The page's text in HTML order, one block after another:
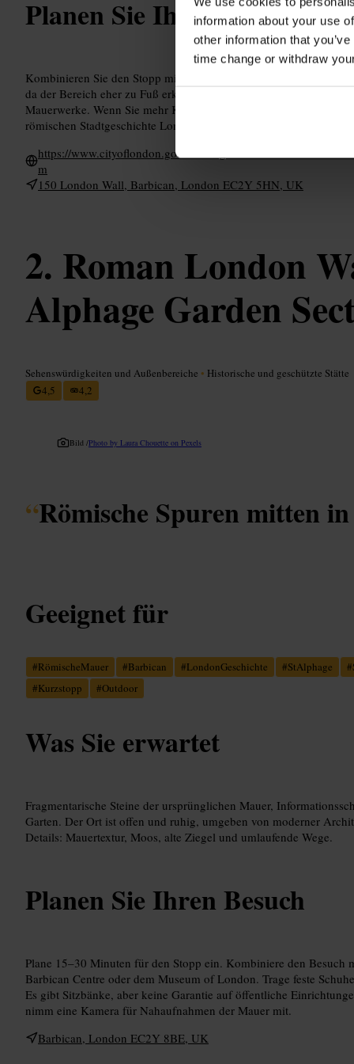
information about your use
other information that
time change or withdraw
Planen Sie Ihren Besuch
Kombinieren Sie den Stopp mit einem Spaziergang durch das
da der Bereich eher zu Fuß erkundet wird. Bringen Sie eine
Mauerwerke. Wenn Sie mehr Kontext möchten, suchen Sie vorab
römischen Stadtgeschichte Londons.
https://www.cityoflondon.gov.uk/things-to-do/architecture/
m
150 London Wall, Barbican, London EC2Y 5HN, UK
Roman London
Alphage Garden
Sehenswürdigkeiten und Außenbereiche • Historische und geschützte Stätte
4,5
4,2
Bild /Photo by Laura Chouette on Pexels
“Römische Spuren mitten
Geeignet für
#RömischeMauer #Barbican #LondonGeschichte #StAlphage #
#Kurzstopp #Outdoor
Was Sie erwartet
Fragmentarische Steine der ursprünglichen Mauer,
Garten. Der Ort ist offen und ruhig, umgeben von moderner
Details: Mauertextur, Moos, alte Ziegel und umlaufende Wege.
Planen Sie Ihren Besuch
Plane 15–30 Minuten für den Stopp ein. Kombiniere den Besuch
Barbican Centre oder dem Museum of London. Trage feste
Es gibt Sitzbänke, aber keine Garantie auf öffentliche
nimm eine Kamera für Nahaufnahmen der Mauer mit.
Barbican, London EC2Y 8BE, UK